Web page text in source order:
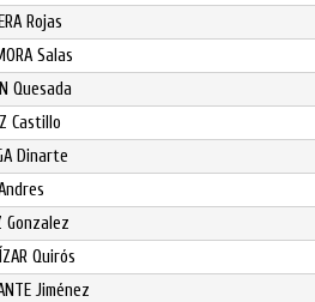
Rojas
Salas
Quesada
Castillo
Dinarte
Gonzalez
Quirós
Jiménez